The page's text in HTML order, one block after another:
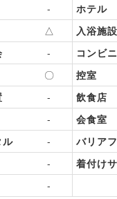
- ホテル
△ 入浴施設
- コンビニ
〇 控室
- 飲食店
- 会食室
ル
- バリア
- 着付け
-